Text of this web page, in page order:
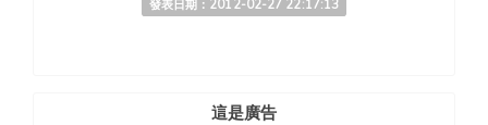
發表日期：2012-02-27 22:17:13
這是廣告